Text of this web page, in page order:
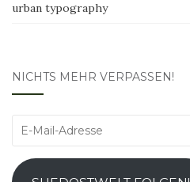
urban typography
NICHTS MEHR VERPASSEN!
E-
Adresse